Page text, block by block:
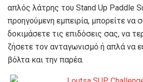
απλός λάτρης του Stand Up Paddle
προηγούμενη εμπειρία, μπορείτε να
δοκιμάσετε τις επιδόσεις σας, να
ζήσετε τον ανταγωνισμό ή απλά να
βόλτα και την παρέα.